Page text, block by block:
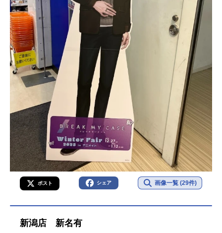
ポスト シェア 画像一覧 (29件)
新潟店 新名有